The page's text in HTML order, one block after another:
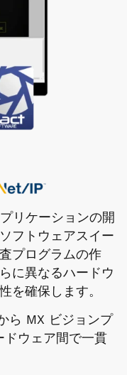
リケーションの開
フトウェアスイー
プログラムの作
に異なるハードウ
を確保します。
ら MX ビジョンプ
ドウェア間で一貫